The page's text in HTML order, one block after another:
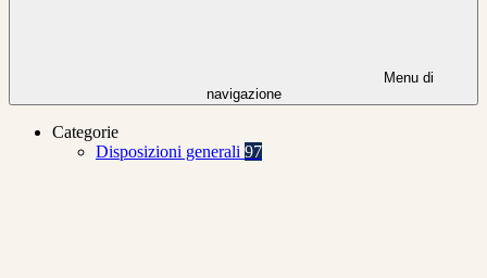
Menu di
navigazione
Categorie
Disposizioni generali 97